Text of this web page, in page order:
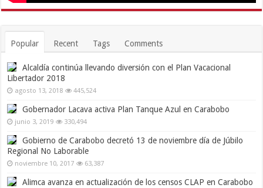
Popular Recent Tags Comments
Alcaldía continúa llevando diversión con el Plan Vacacional
Libertador 2018
agosto 13, 2018 445,524
Gobernador Lacava activa Plan Tanque Azul en Carabobo
junio 3, 2019 330,494
Gobierno de Carabobo decretó 13 de noviembre día de Júbilo
Regional No Laborable
noviembre 10, 2017 63,387
Alimca avanza en actualización de los censos CLAP en Carabobo